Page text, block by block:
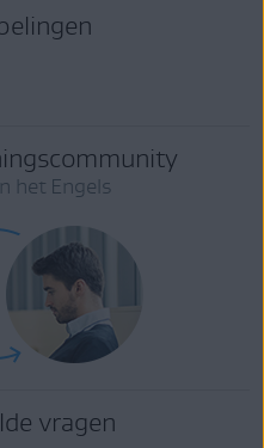
het Engels
vragen